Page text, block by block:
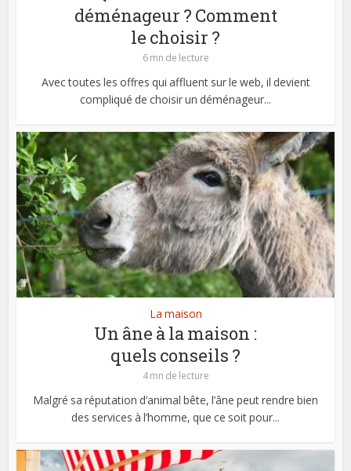
déménageur ? Comment
le choisir ?
6 mn de lecture
Avec toutes les offres qui affluent sur le web, il devient
compliqué de choisir un déménageur...
La maison
Un âne à la maison :
quels conseils ?
4 mn de lecture
Malgré sa réputation d’animal bête, l’âne peut rendre bien
des services à l’homme, que ce soit pour...